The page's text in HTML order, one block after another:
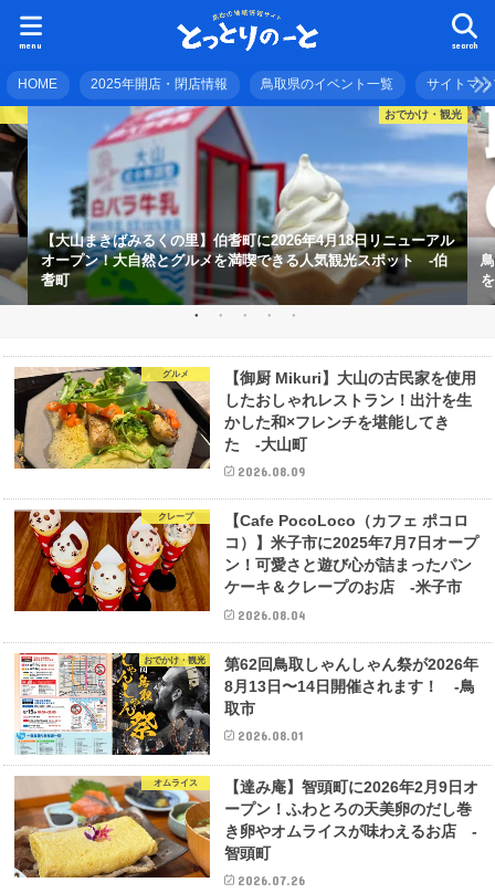
search
menu
HOME 2025年開店・閉店情報 鳥取県のイベント一覧 サイトマッ
おでかけ・観光
【大山まきばみるくの里】伯耆町に2026年4月18日リニューアル
オープン！大自然とグルメを満喫できる人気観光スポット -伯
耆町
グルメ
【御厨 Mikuri】大山の古民家を使用
したおしゃれレストラン！出汁を生
かした和×フレンチを堪能してき
た -大山町
2026.08.09
クレープ
【Cafe PocoLoco（カフェ ポコロ
コ）】米子市に2025年7月7日オープ
ン！可愛さと遊び心が詰まったパン
ケーキ＆クレープのお店 -米子市
2026.08.04
おでかけ・観光
第62回鳥取しゃんしゃん祭が2026年
8月13日〜14日開催されます！ -鳥
取市
2026.08.01
オムライス
【達み庵】智頭町に2026年2月9日オ
ープン！ふわとろの天美卵のだし巻
き卵やオムライスが味わえるお店 -
智頭町
2026.07.26